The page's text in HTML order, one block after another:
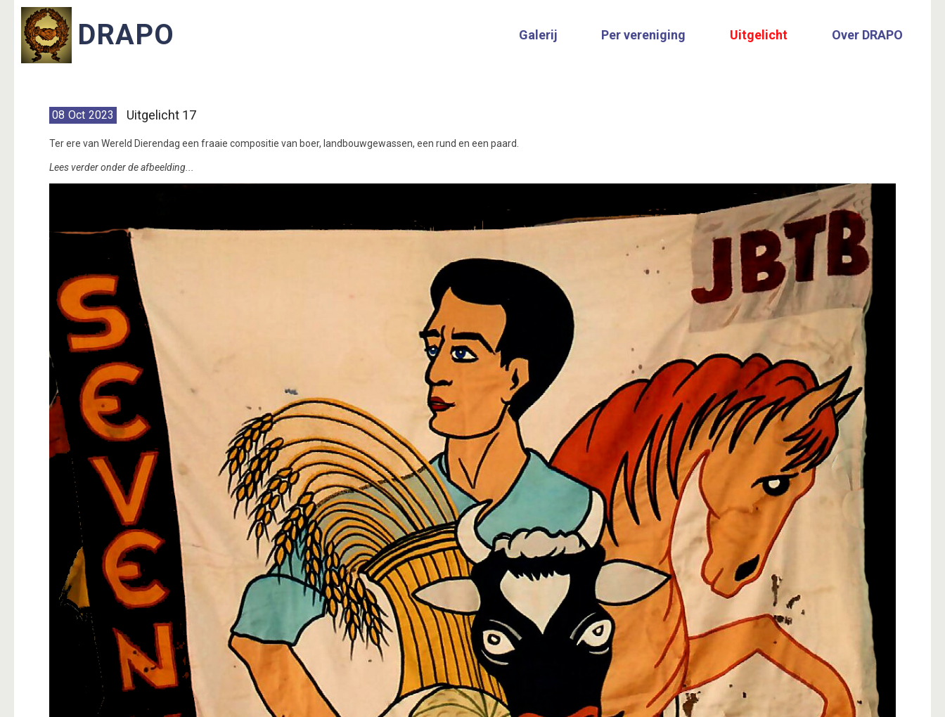
Galerij Per vereniging Uitgelicht Over DRAPO
08 Oct 2023 Uitgelicht 17
Ter ere van Wereld Dierendag een fraaie compositie van boer, landbouwgewassen, een rund en een paard.
Lees verder onder de afbeelding...